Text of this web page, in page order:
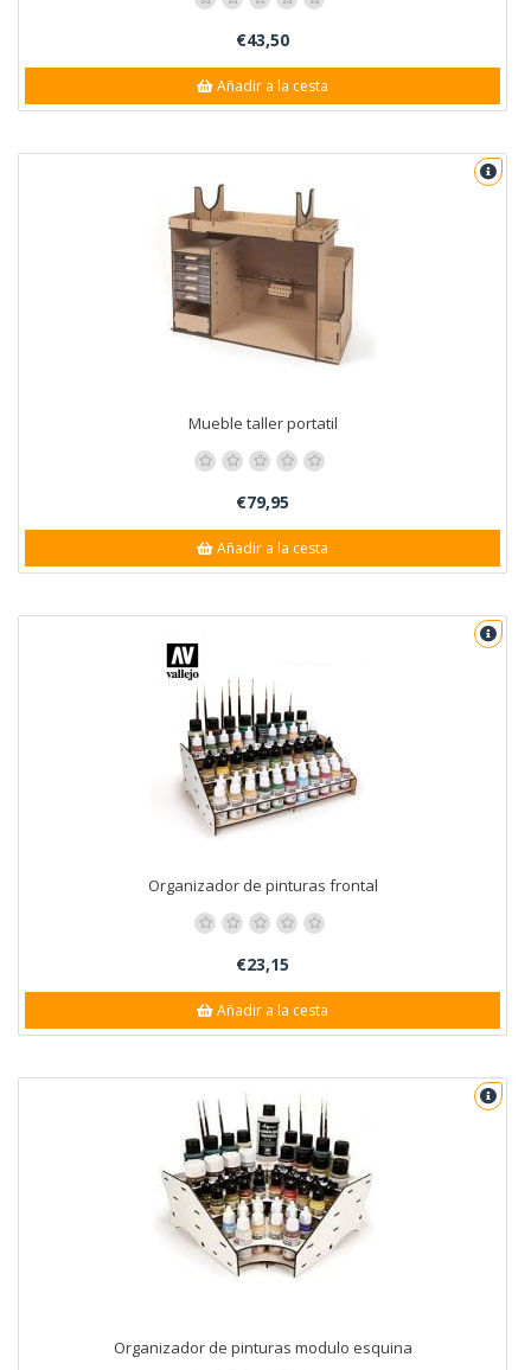
€43,50
Añadir a la cesta
Mueble taller portatil
€79,95
Añadir a la cesta
Organizador de pinturas frontal
€23,15
Añadir a la cesta
Organizador de pinturas modulo esquina